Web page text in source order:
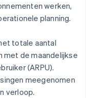
werken,
planning.
totale aantal
met de maandelijkse
(ARPU).
meegenomen
verloop.